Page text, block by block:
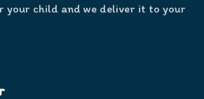
your child and we deliver it to your